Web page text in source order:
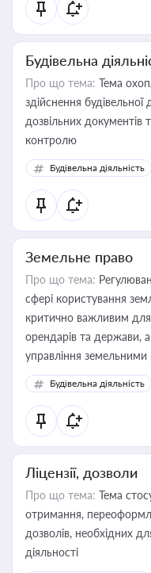
Будівельна
Про що тема: Тема
здійснення
дозвільних
контролю
Будівельна діяльність
Земельне право
Про що тема:
сфері користування
критично важливим для
орендарів та держави,
управління земельними
Будівельна діяльність
Ліцензії, дозволи
Про що тема: Тема
отримання,
дозволів, необхідних
діяльності